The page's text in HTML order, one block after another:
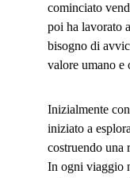
cominciato
poi ha lavorato
bisogno di
valore umano e
Inizialmente
iniziato a
costruendo una
In ogni viaggio